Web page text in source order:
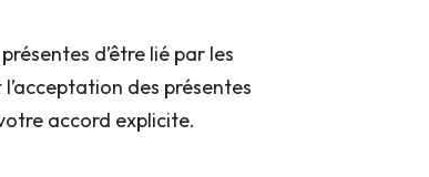
d’être lié par les
des présentes
accord explicite.